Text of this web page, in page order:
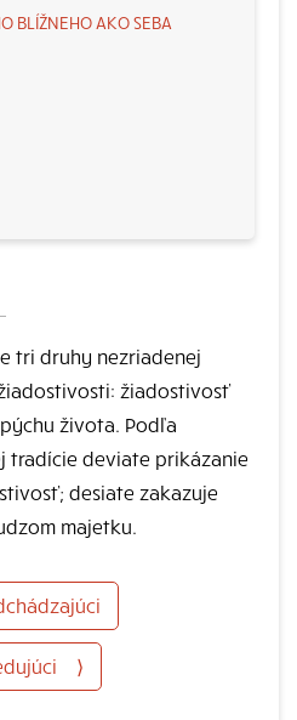
BLÍŽNEHO AKO SEBA
tri druhy nezriadenej
žiadostivosť
života. Podľa
tradície deviate prikázanie
desiate zakazuje
majetku.
⟩